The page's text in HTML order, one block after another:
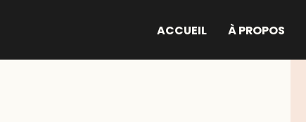
ACCUEIL À PROPOS